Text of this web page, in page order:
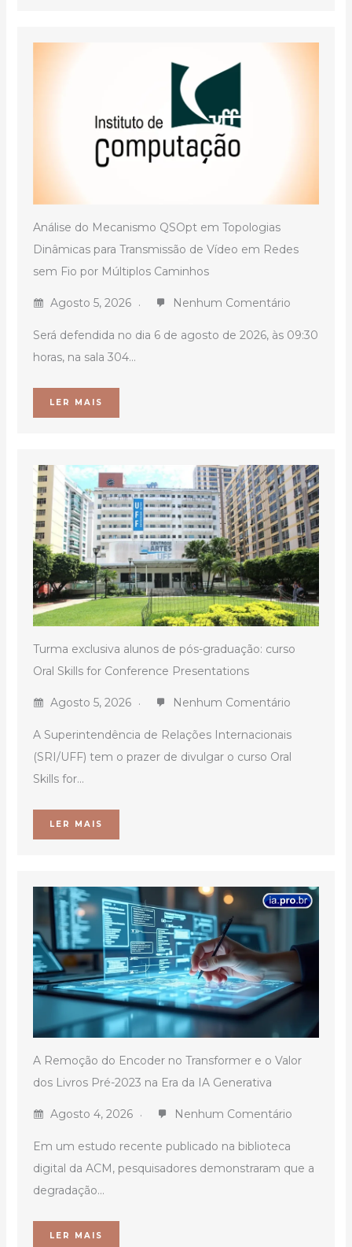
Análise do Mecanismo QSOpt em Topologias
Dinâmicas para Transmissão de Vídeo em Redes
sem Fio por Múltiplos Caminhos
Agosto 5, 2026 Nenhum Comentário
Será defendida no dia 6 de agosto de 2026, às 09:30
horas, na sala 304...
LER MAIS
Turma exclusiva alunos de pós-graduação: curso
Oral Skills for Conference Presentations
Agosto 5, 2026 Nenhum Comentário
A Superintendência de Relações Internacionais
(SRI/UFF) tem o prazer de divulgar o curso Oral
Skills for...
LER MAIS
A Remoção do Encoder no Transformer e o Valor
dos Livros Pré-2023 na Era da IA Generativa
Agosto 4, 2026 Nenhum Comentário
Em um estudo recente publicado na biblioteca
digital da ACM, pesquisadores demonstraram que a
degradação...
LER MAIS